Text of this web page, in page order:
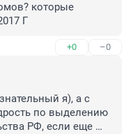
которые
Г
+0 –0
я), а с
по выделению
РФ, если еще